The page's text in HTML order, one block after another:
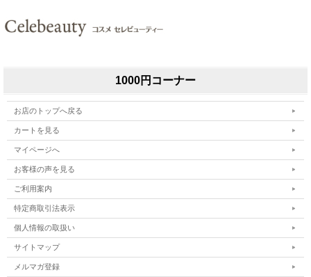
1000円コーナー
お店のトップへ戻る
カートを見る
マイページへ
お客様の声を見る
ご利用案内
特定商取引法表示
個人情報の取扱い
サイトマップ
メルマガ登録